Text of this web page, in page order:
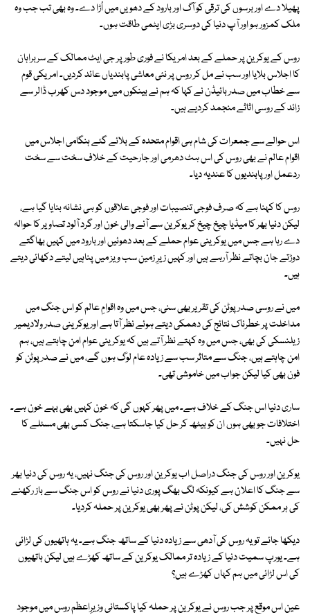
پھیلا دے اور برسوں کی ترقی کو آگ اور بارود کے دھویں میں اُڑا دے۔ وہ بھی تب جب وہ
ملک کمزور ہو اور آپ دنیا کی دوسری بڑی ایٹمی طاقت ہوں۔
روس کے یوکرین پر حملے کے بعد امریکا نے فوری طور پر جی ایٹ ممالک کے سربراہان
کا اجلاس بلایا اور سب نے مل کر روس پر نئی معاشی پابندیاں عائد کردیں۔ امریکی قوم
سے خطاب میں صدر بائیڈن نے کہا کہ ہم نے بینکوں میں موجود دس کھرب ڈالر سے
زائد کے روسی اثاثے منجمد کردیے ہیں۔
اس حوالے سے جمعرات کی شام ہی اقوام متحدہ کے بلائے گئے ہنگامی اجلاس میں
اقوام عالم نے بھی روس کی اس ہٹ دھرمی اور جارحیت کے خلاف سخت سے سخت
ردعمل اور پابندیوں کا عندیہ دیا۔
روس کا کہنا ہے کہ صرف فوجی تنصیبات اور فوجی علاقوں کو ہی نشانہ بنایا گیا ہے،
لیکن دنیا بھر کا میڈیا چیخ چیخ کر یوکرین سے آنے والی خون اور گرد آلود تصاویر کا حوالہ
دے رہا ہے جس میں یوکرینی عوام حملے کے بعد دھوئیں اور بارود میں کہیں بھاگتے
دوڑتے جان بچاتے نظر آرہے ہیں اور کہیں زیرِ زمین سب ویز میں پناہیں لیتے دکھائی دیتے
ہیں۔
میں نے روسی صدر پوٹن کی تقریر بھی سنی، جس میں وہ اقوامِ عالم کو اس جنگ میں
مداخلت پر خطرناک نتائج کی دھمکی دیتے ہوئے نظر آتا ہے اور یوکرینی صدر ولادیمیر
زیلنسکی کی بھی، جس میں وہ کہتے نظر آتے ہیں کہ یوکرینی عوام امن چاہتے ہیں، ہم
امن چاہتے ہیں، جنگ سے متاثر سب سے زیادہ عام لوگ ہوں گے، میں نے صدر پوٹن کو
فون بھی کیا لیکن جواب میں خاموشی تھی۔
ساری دنیا اس جنگ کے خلاف ہے۔ میں پھر کہوں گی کہ خون کہیں بھی بہے خون ہے۔
اختلافات جو بھی ہوں ان کو بیٹھ کر حل کیا جاسکتا ہے، جنگ کسی بھی مسئلے کا
حل نہیں۔
یوکرین اور روس کی جنگ دراصل اب یوکرین اور روس کی جنگ نہیں، یہ روس کی دنیا بھر
سے جنگ کا اعلان ہے کیونکہ لگ بھگ پوری دنیا نے روس کو اس جنگ سے باز رکھنے
کی ہر ممکن کوشش کی، لیکن پوٹن نے پھر بھی یوکرین پر حملہ کردیا۔
دیکھا جائے تو یہ روس کی آدھی سے زیادہ دنیا کے ساتھ جنگ ہے۔ یہ ہاتھیوں کی لڑائی
ہے۔ یورپ سمیت دنیا کے زیادہ تر ممالک یوکرین کے ساتھ کھڑے ہیں لیکن ہاتھیوں
کی اس لڑائی میں ہم کہاں کھڑے ہیں؟
عین اس موقع پر جب روس نے یوکرین پر حملہ کیا پاکستانی وزیرِاعظم روس میں موجود